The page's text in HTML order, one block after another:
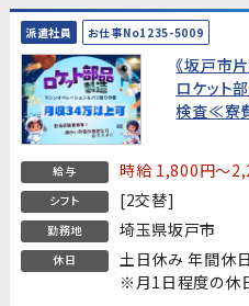
派遣社員 お仕事No1235-5009
《坂戸市
ロケット
検査≪寮
給与 時給 1,800円～
シフト [2交替]
勤務地 埼玉県坂戸市
休日
土日休み 年間休
※月1日程度の休